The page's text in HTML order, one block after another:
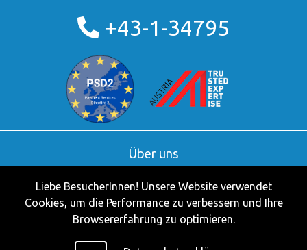
+43-1-34795
Über uns
Kontakt
Partner
Impressum
Datenschutzerklärung
Liebe BesucherInnen! Unsere Website verwendet
Cookies, um die Performance zu verbessern und Ihre
Browsererfahrung zu optimieren.